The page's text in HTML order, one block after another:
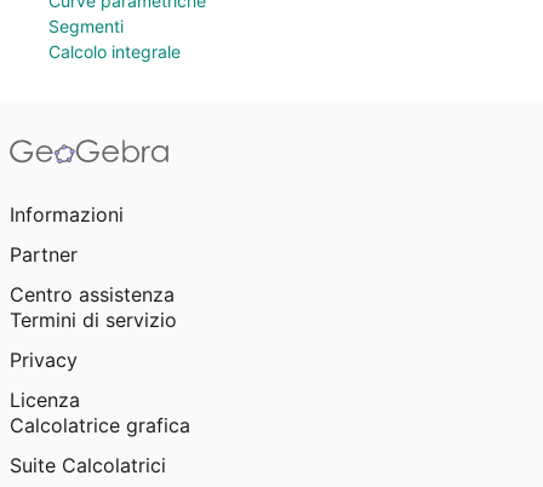
Segmenti
Calcolo integrale
Informazioni
Partner
Centro assistenza
Termini di servizio
Privacy
Licenza
Calcolatrice grafica
Suite Calcolatrici